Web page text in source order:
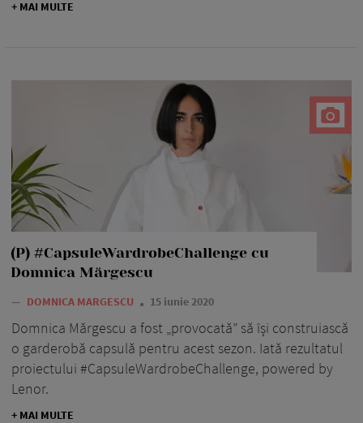
+ MAI MULTE
(P) #CapsuleWardrobeChallenge cu
Domnica Mărgescu
— DOMNICA MARGESCU 15 iunie 2020
Domnica Mărgescu a fost „provocată” să își construiască
o garderobă capsulă pentru acest sezon. Iată rezultatul
proiectului #CapsuleWardrobeChallenge, powered by
Lenor.
+ MAI MULTE